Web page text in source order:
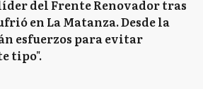
del Frente Renovador tras
en La Matanza. Desde la
esfuerzos para evitar
tipo".